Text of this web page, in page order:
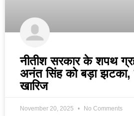
नीतीश सरकार के शपथ
अनंत सिंह को बड़ा झटका,
खारिज
November 20, 2025 No Comments